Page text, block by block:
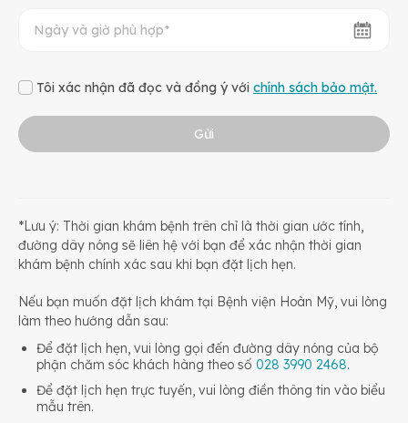
Tôi xác nhận đã đọc và đồng ý với chính sách bảo mật.
Gửi
*Lưu ý: Thời gian khám bệnh trên chỉ là thời gian ước tính,
đường dây nóng sẽ liên hệ với bạn để xác nhận thời gian
khám bệnh chính xác sau khi bạn đặt lịch hẹn.
Nếu bạn muốn đặt lịch khám tại Bệnh viện Hoàn Mỹ, vui lòng
làm theo hướng dẫn sau:
Để đặt lịch hẹn, vui lòng gọi đến đường dây nóng của bộ
phận chăm sóc khách hàng theo số 028 3990 2468.
Để đặt lịch hẹn trực tuyến, vui lòng điền thông tin vào biểu
mẫu trên.